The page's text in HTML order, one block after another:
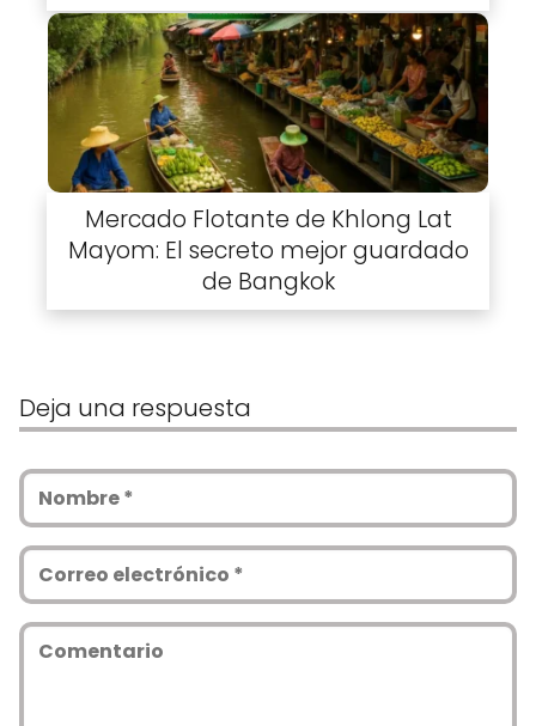
Mercado Flotante de Khlong Lat
Mayom: El secreto mejor guardado
de Bangkok
Deja una respuesta